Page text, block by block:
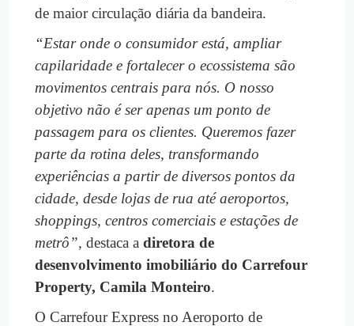
de maior circulação diária da bandeira.
“Estar onde o consumidor está, ampliar
capilaridade e fortalecer o ecossistema são
movimentos centrais para nós. O nosso
objetivo não é ser apenas um ponto de
passagem para os clientes. Queremos fazer
parte da rotina deles, transformando
experiências a partir de diversos pontos da
cidade, desde lojas de rua até aeroportos,
shoppings, centros comerciais e estações de
metrô”, destaca a diretora de
desenvolvimento imobiliário do Carrefour
Property, Camila Monteiro.
O Carrefour Express no Aeroporto de